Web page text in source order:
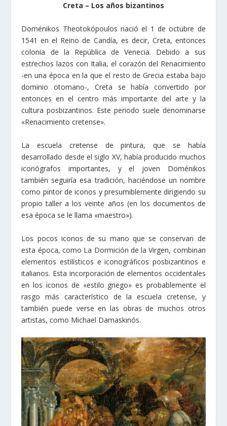
Creta – Los años bizantinos
Doménikos Theotokópoulos nació el 1 de octubre de
1541 en el Reino de Candía, es decir, Creta, entonces
colonia de la República de Venecia. Debido a sus
estrechos lazos con Italia, el corazón del Renacimiento
-en una época en la que el resto de Grecia estaba bajo
dominio otomano-, Creta se había convertido por
entonces en el centro más importante del arte y la
cultura posbizantinos. Este periodo suele denominarse
«Renacimiento cretense».
La escuela cretense de pintura, que se había
desarrollado desde el siglo XV, había producido muchos
iconógrafos importantes, y el joven Doménikos
también seguiría esa tradición, haciéndose un nombre
como pintor de iconos y presumiblemente dirigiendo su
propio taller a los veinte años (en los documentos de
esa época se le llama «maestro»).
Los pocos iconos de su mano que se conservan de
esta época, como La Dormición de la Virgen, combinan
elementos estilísticos e iconográficos posbizantinos e
italianos. Esta incorporación de elementos occidentales
en los iconos de «estilo griego» es probablemente el
rasgo más característico de la escuela cretense, y
también puede verse en las obras de muchos otros
artistas, como Michael Damaskinós.